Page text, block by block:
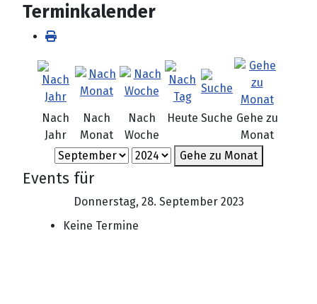
Terminkalender
Nach
Jahr
Nach
Monat
Nach
Woche
Heute Suche Gehe zu
Monat
Gehe zu Monat
Events für
Donnerstag, 28. September 2023
Keine Termine